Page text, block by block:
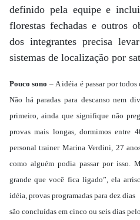
definido pela equipe e
florestas fechadas e outros
dos integrantes precisa
sistemas de localização por
Pouco sono –A idéia é passar por
Não há paradas para descanso nem
primeiro, ainda que signifique não
provas mais longas, dormimos
personal trainer Marina Verdini, 27
como alguém podia passar por isso.
grande que você fica ligado”, ela
idéia, provas programadas para dez dias
são concluídas em cinco ou seis dias